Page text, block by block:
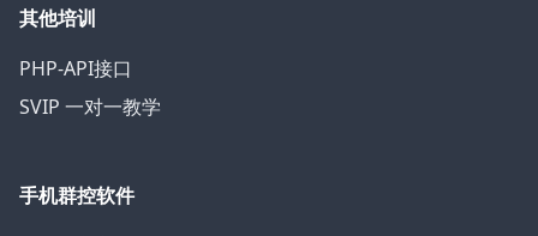
其他培训
PHP-API接口
SVIP 一对一教学
手机群控软件